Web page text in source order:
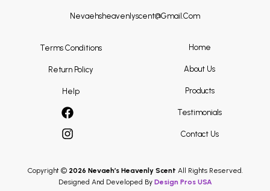
Nevaehsheavenlyscent@gmail.com
Terms Conditions
Return Policy
Help
Home
About Us
Products
Testimonials
Contact Us
Copyright © 2026 Nevaeh’s Heavenly Scent All Rights Reserved.
Designed And Developed By Design Pros USA